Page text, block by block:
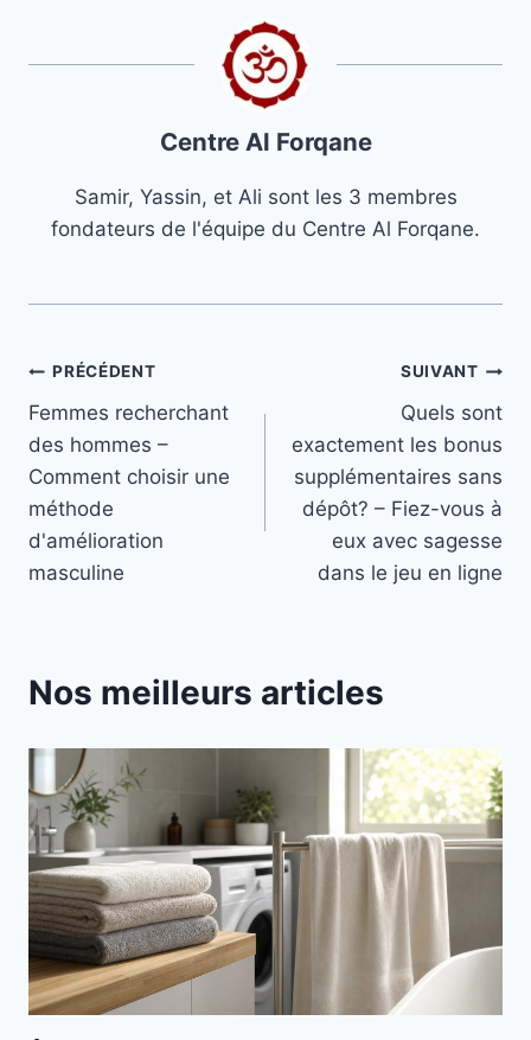
Centre Al Forqane
Samir, Yassin, et Ali sont les 3 membres
fondateurs de l'équipe du Centre Al Forqane.
Navigation
de
l’article
PRÉCÉDENT
Femmes recherchant
des hommes –
Comment choisir une
méthode
d'amélioration
masculine
SUIVANT
Quels sont
exactement les bonus
supplémentaires sans
dépôt? – Fiez-vous à
eux avec sagesse
dans le jeu en ligne
Nos meilleurs articles